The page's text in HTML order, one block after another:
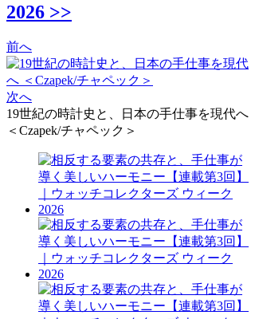
2026 >>
前へ
次へ
19世紀の時計史と、日本の手仕事を現代へ
＜Czapek/チャペック＞